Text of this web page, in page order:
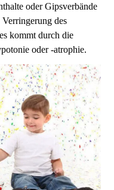
oder Gipsverbände
des
kommt durch die
oder -atrophie.